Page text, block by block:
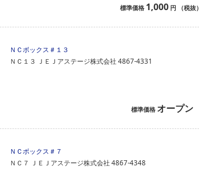
標準価格 1,000 円 （税抜）
ＮＣボックス＃１３
ＮＣ１３ ＪＥＪアステージ株式会社 4867-4331
標準価格 オープン
ＮＣボックス＃７
ＮＣ７ ＪＥＪアステージ株式会社 4867-4348